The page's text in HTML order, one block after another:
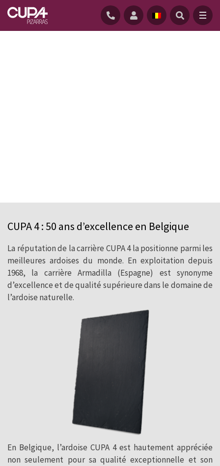
Notre ardoise naturelle CUPA 4 est
vendue en Belgique depuis 1970, un pays
reconnu pour sa tradition et son exigence
en matière de qualité.
CUPA 4 : 50 ans d’excellence en Belgique
La réputation de la carrière CUPA 4 la positionne parmi les
meilleures ardoises du monde. En exploitation depuis
1968, la carrière Armadilla (Espagne) est synonyme
d’excellence et de qualité supérieure dans le domaine de
l’ardoise naturelle.
En Belgique, l’ardoise CUPA 4 est hautement appréciée
non seulement pour sa qualité exceptionnelle et son